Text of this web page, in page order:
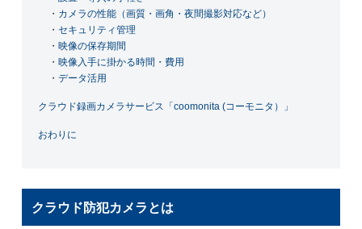
・ カメラの性能（画質・画角・夜間撮影対応など）
・セキュリティ管理
・映像の保存期間
・映像入手に掛かる時間・費用
・データ活用
クラウド録画カメラサービス「coomonita (コーモニタ）」
おわりに
クラウド防犯カメラとは